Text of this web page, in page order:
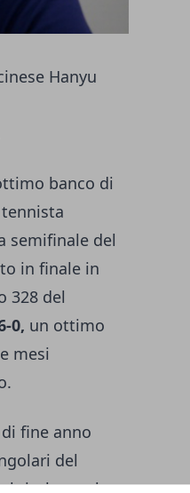
Hanyu
banco di
semifinale del
in finale in
328 del
0, un ottimo
mesi
fine anno
del
titolo, anche